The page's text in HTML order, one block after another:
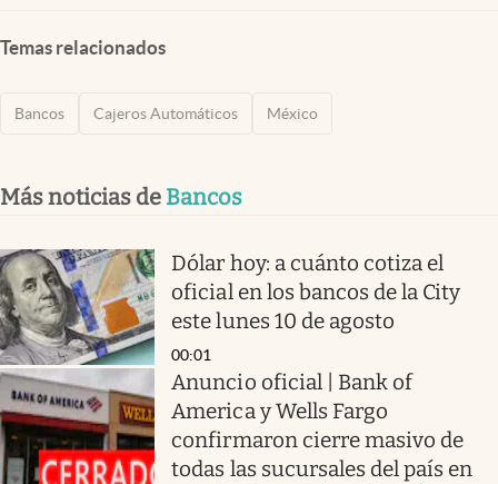
Temas relacionados
Bancos Cajeros Automáticos México
Más noticias de Bancos
Dólar hoy: a cuánto cotiza el
oficial en los bancos de la City
este lunes 10 de agosto
00:01
Anuncio oficial | Bank of
America y Wells Fargo
confirmaron cierre masivo de
todas las sucursales del país en